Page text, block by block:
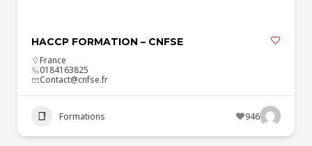
HACCP FORMATION – CNFSE
France
0184163825
Contact@cnfse.fr
Formations 946